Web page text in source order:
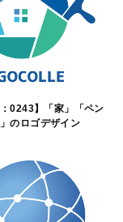
：0243】「家」「ペン
のロゴデザイン